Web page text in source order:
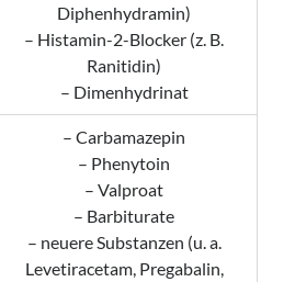
Diphenhydramin)
– Histamin-2-Blocker (z. B.
Ranitidin)
– Dimenhydrinat
– Carbamazepin
– Phenytoin
– Valproat
– Barbiturate
– neuere Substanzen (u. a.
Levetiracetam, Pregabalin,